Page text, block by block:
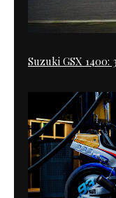
Suzuki GSX 1400: